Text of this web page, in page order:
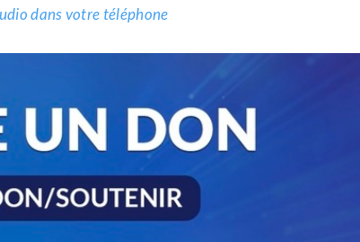
dans votre téléphone